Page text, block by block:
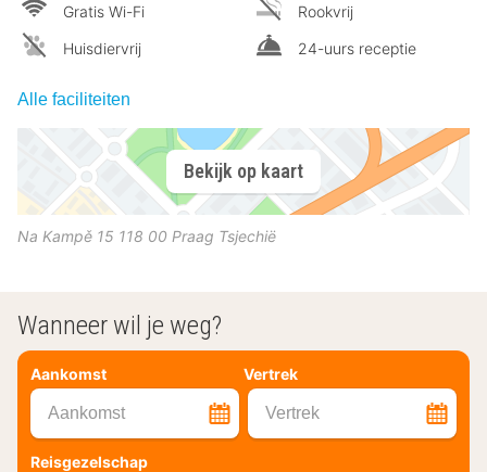
Gratis Wi-Fi
Huisdiervrij
Rookvrij
24-uurs receptie
Alle faciliteiten
Bekijk op kaart
Na Kampě 15 118 00 Praag Tsjechië
Wanneer wil je weg?
Aankomst Vertrek
Aankomst Vertrek
Reisgezelschap